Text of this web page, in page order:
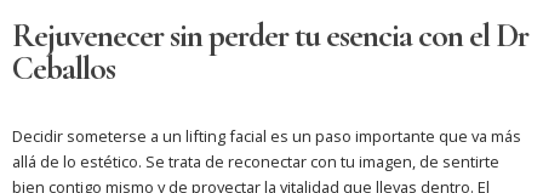
Rejuvenecer sin perder tu esencia con el Dr
Ceballos
Decidir someterse a un lifting facial es un paso importante que va más
allá de lo estético. Se trata de reconectar con tu imagen, de sentirte
bien contigo mismo y de proyectar la vitalidad que llevas dentro. El